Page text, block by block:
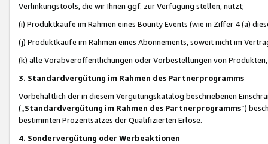
Verlinkungstools, die wir Ihnen ggf. zur Verfügung stellen, nutzt;
(i) Produktkäufe im Rahmen eines Bounty Events (wie in Ziffer 4 (a)
(j) Produktkäufe im Rahmen eines Abonnements, soweit nicht im
(k) alle Vorabveröffentlichungen oder Vorbestellungen von
3. Standardvergütung im Rahmen des Partnerprogramms
Vorbehaltlich der in diesem Vergütungskatalog beschriebenen
(„ Standardvergütung im Rahmen des Partnerprogramms“)
bestimmten Prozentsatzes der Qualifizierten Erlöse.
4. Sondervergütung oder Werbeaktionen